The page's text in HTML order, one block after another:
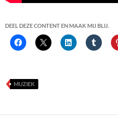
DEEL DEZE CONTENT EN MAAK MIJ BLIJ.
MUZIEK